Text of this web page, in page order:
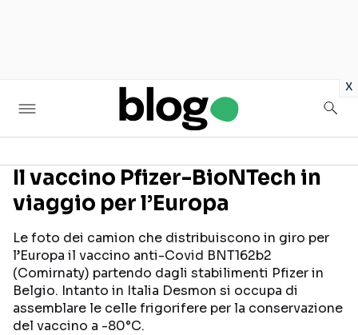
x
Seguici sui social
Il vaccino Pfizer-BioNTech in
viaggio per l’Europa
Le foto dei camion che distribuiscono in giro per
l’Europa il vaccino anti-Covid BNT162b2
(Comirnaty) partendo dagli stabilimenti Pfizer in
Belgio. Intanto in Italia Desmon si occupa di
assemblare le celle frigorifere per la conservazione
del vaccino a -80°C.